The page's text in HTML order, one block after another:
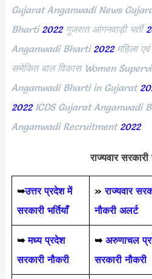
Gujarat Anganwadi News
Bharti 2022गुजरात आंगनवाड़ी भर्ती
Anganwadi Bharti 2022महिला एवं
समेकित बाल विकास Women
Anganwadi Bharti in Gujarat
2022ICDS Gujarat Anganwadi
Anganwadi Recruitment 2022
राज्यवार सरकारी
➥उत्तर प्रदेश में
सरकारी भर्तियाँ
»राज्यवार
नौकरी अलर्ट
➥ मध्य प्रदेश
सरकारी नौकरी
➥ अरुणाचल
सरकारी नौकरी